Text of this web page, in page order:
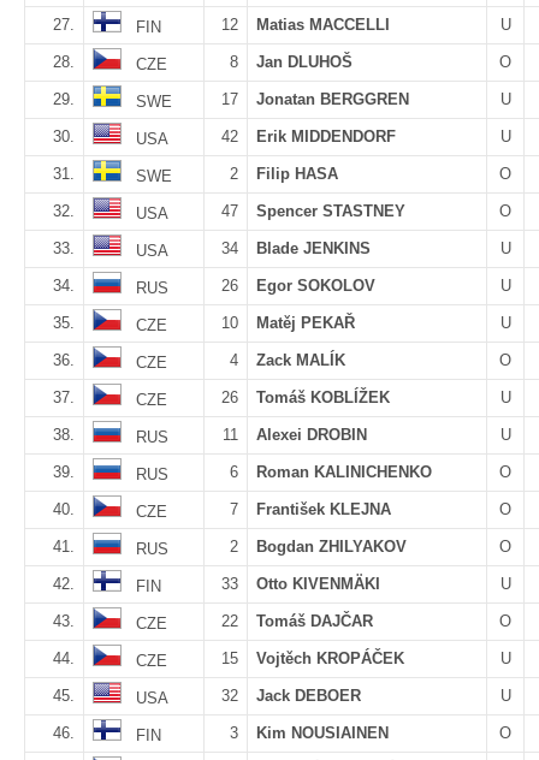
27. FIN 12 Matias MACCELLI U
28. CZE 8 Jan DLUHOŠ O
29. SWE 17 Jonatan BERGGREN U
30. USA 42 Erik MIDDENDORF U
31. SWE 2 Filip HASA O
32. USA 47 Spencer STASTNEY O
33. USA 34 Blade JENKINS U
34. RUS 26 Egor SOKOLOV U
35. CZE 10 Matěj PEKAŘ U
36. CZE 4 Zack MALÍK O
37. CZE 26 Tomáš KOBLÍŽEK U
38. RUS 11 Alexei DROBIN U
39. RUS 6 Roman KALINICHENKO O
40. CZE 7 František KLEJNA O
41. RUS 2 Bogdan ZHILYAKOV O
42. FIN 33 Otto KIVENMÄKI U
43. CZE 22 Tomáš DAJČAR O
44. CZE 15 Vojtěch KROPÁČEK U
45. USA 32 Jack DEBOER U
46. FIN 3 Kim NOUSIAINEN O